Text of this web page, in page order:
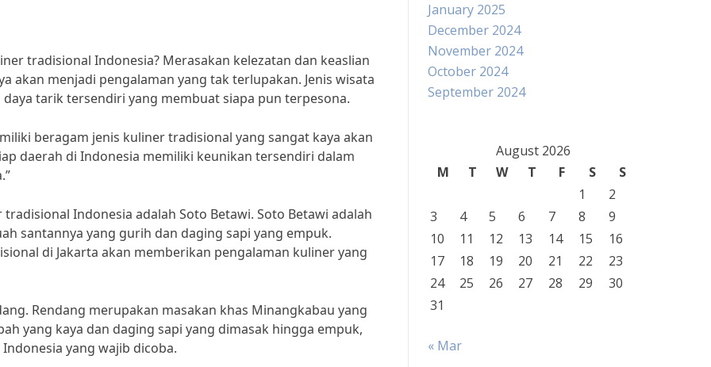
tradisional Indonesia? Merasakan kelezatan dan keaslian
akan menjadi pengalaman yang tak terlupakan. Jenis wisata
tarik tersendiri yang membuat siapa pun terpesona.
beragam jenis kuliner tradisional yang sangat kaya akan
daerah di Indonesia memiliki keunikan tersendiri dalam
Indonesia adalah Soto Betawi. Soto Betawi adalah
santannya yang gurih dan daging sapi yang empuk.
di Jakarta akan memberikan pengalaman kuliner yang
Rendang merupakan masakan khas Minangkabau yang
yang kaya dan daging sapi yang dimasak hingga empuk,
yang wajib dicoba.
January 2025
December 2024
November 2024
October 2024
September 2024
August 2026
M
T W T F S
S
1
2
3
4 5 6 7 8
9
10
11 12 13 14 15
16
17
18 19 20 21 22
23
24
25 26 27 28 29
30
31
« Mar